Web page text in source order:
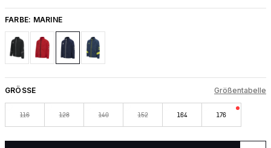
FARBE: MARINE
GRÖSSE Größentabelle
116 128 140 152 164 176